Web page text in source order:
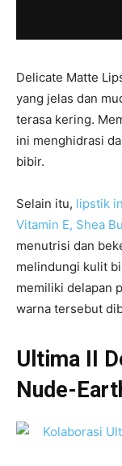
Delicate Matte
yang jelas dan
terasa kering.
ini menghidrasi
bibir.
Selain itu, lipstik
Vitamin E, Shea
menutrisi dan
melindungi kulit
memiliki delapan
warna tersebut
Ultima II
Nude-